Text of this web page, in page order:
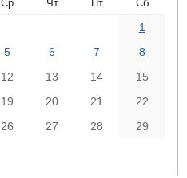
Ср Чт Пт Сб
1
5 6 7
8
12 13 14
15
19 20 21
22
26 27 28
29